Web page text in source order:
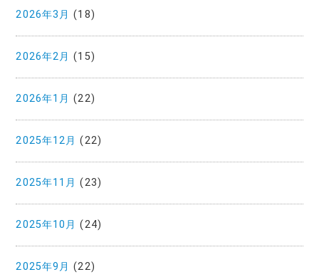
2026年3月 (18)
2026年2月 (15)
2026年1月 (22)
2025年12月 (22)
2025年11月 (23)
2025年10月 (24)
2025年9月 (22)